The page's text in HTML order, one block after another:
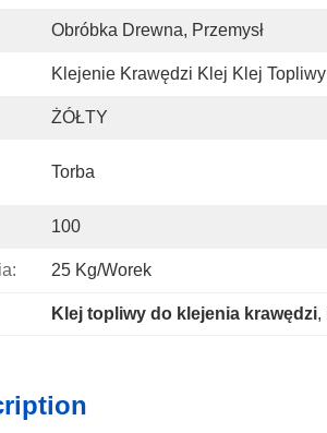
Obróbka Drewna, Przemysł
Klejenie Krawędzi Klej Klej Topliwy
ŻÓŁTY
Torba
100
25 Kg/worek
Klej topliwy do klejenia krawędzi,